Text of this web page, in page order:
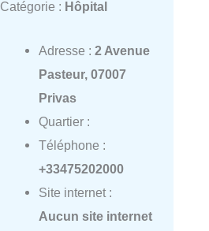
Catégorie : Hôpital
Adresse : 2 Avenue
Pasteur, 07007
Privas
Quartier :
Téléphone :
+33475202000
Site internet :
Aucun site internet